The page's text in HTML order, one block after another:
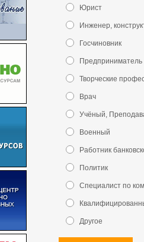
Юрист
Инженер,
Госчиновник
Предприниматель
Творческие
Врач
Учёный,
Военный
Работник
Политик
Специалист по
Другое